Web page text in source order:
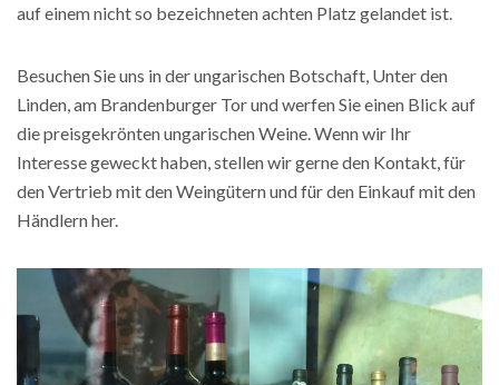
auf einem nicht so bezeichneten achten Platz gelandet ist.
Besuchen Sie uns in der ungarischen Botschaft, Unter den
Linden, am Brandenburger Tor und werfen Sie einen Blick auf
die preisgekrönten ungarischen Weine. Wenn wir Ihr
Interesse geweckt haben, stellen wir gerne den Kontakt, für
den Vertrieb mit den Weingütern und für den Einkauf mit den
Händlern her.